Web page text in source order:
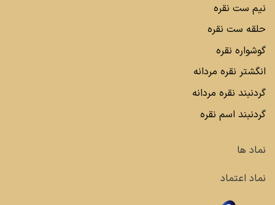
نیم ست نقره
حلقه ست نقره
گوشواره نقره
انگشتر نقره مردانه
گردنبند نقره مردانه
گردنبند اسم نقره
نماد ها
نماد اعتماد